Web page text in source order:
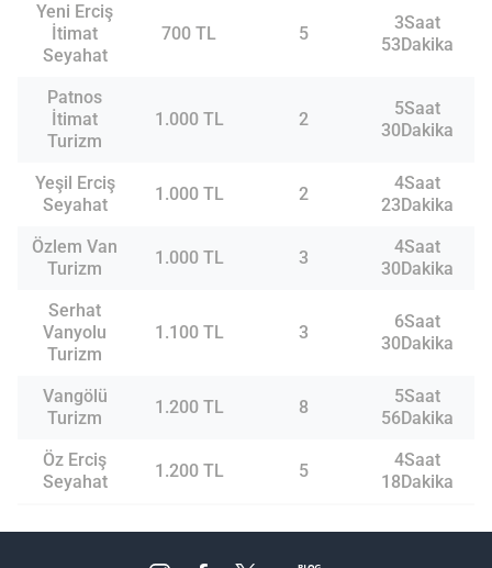
Yeni Erciş
İtimat
Seyahat
700 TL 5
3Saat
53Dakika
Patnos
İtimat
Turizm
1.000 TL 2
5Saat
30Dakika
Yeşil Erciş
Seyahat
1.000 TL 2
4Saat
23Dakika
Özlem Van
Turizm
1.000 TL 3
4Saat
30Dakika
Serhat
Vanyolu
Turizm
1.100 TL 3
6Saat
30Dakika
Vangölü
Turizm
1.200 TL 8
5Saat
56Dakika
Öz Erciş
Seyahat
1.200 TL 5
4Saat
18Dakika